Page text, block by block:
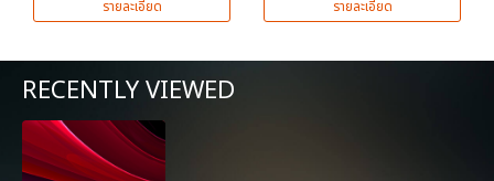
รายละเอียด รายละเอียด
RECENTLY VIEWED